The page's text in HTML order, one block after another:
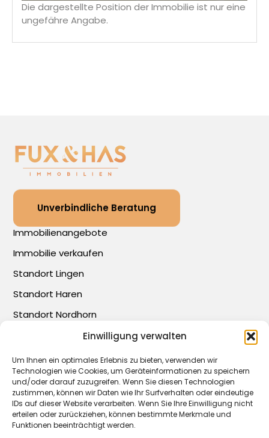
Einwilligung verwalten
Um Ihnen ein optimales Erlebnis zu bieten, verwenden wir
Technologien wie Cookies, um Geräteinformationen zu speichern
und/oder darauf zuzugreifen. Wenn Sie diesen Technologien
zustimmen, können wir Daten wie Ihr Surfverhalten oder eindeutige
IDs auf dieser Website verarbeiten. Wenn Sie Ihre Einwilligung nicht
erteilen oder zurückziehen, können bestimmte Merkmale und
Funktionen beeinträchtigt werden.
Die dargestellte Position der Immobilie ist nur eine
ungefähre Angabe.
Unverbindliche Beratung
Immobilienangebote
Immobilie verkaufen
Standort Lingen
Standort Haren
Standort Nordhorn
Kontakt
Impressum
Datenschutz